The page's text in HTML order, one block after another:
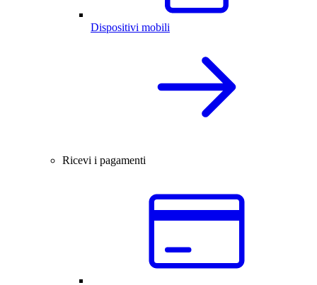
Dispositivi mobili
Ricevi i pagamenti